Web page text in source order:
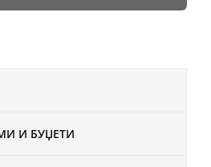
И БУЏЕТИ